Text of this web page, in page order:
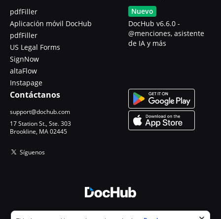
pdfFiller
Aplicación móvil DocHub
pdfFiller
US Legal Forms
SignNow
altaFlow
Instapage
Nuevo
DocHub v6.6.0 -
@menciones, asistente
de IA y más
Contáctanos
support@dochub.com
17 Station St., Ste. 303
Brookline, MA 02445
Síguenos